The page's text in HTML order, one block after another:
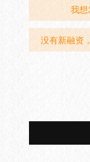
我
没有新融资